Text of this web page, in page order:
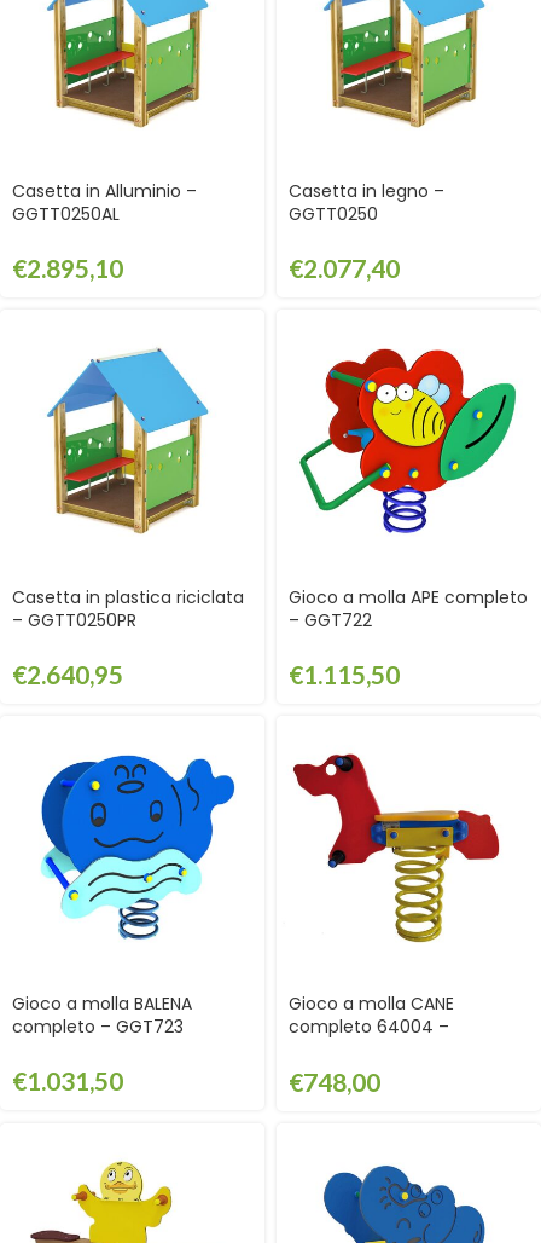
Casetta in Alluminio –
GGTT0250AL
€2.895,10
Casetta in legno –
GGTT0250
€2.077,40
Casetta in plastica riciclata
– GGTT0250PR
€2.640,95
Gioco a molla APE completo
– GGT722
€1.115,50
Gioco a molla BALENA
completo – GGT723
€1.031,50
Gioco a molla CANE
completo 64004 –
€748,00